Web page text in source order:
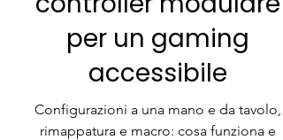
ByoWave Proteus: il
controller modulare
per un gaming
accessibile